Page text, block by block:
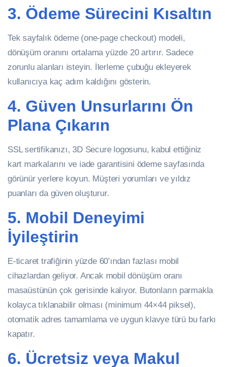
3. Ödeme Sürecini Kısaltın
Tek sayfalık ödeme (one-page checkout) modeli,
dönüşüm oranını ortalama yüzde 20 artırır. Sadece
zorunlu alanları isteyin. İlerleme çubuğu ekleyerek
kullanıcıya kaç adım kaldığını gösterin.
4. Güven Unsurlarını Ön
Plana Çıkarın
SSL sertifikanızı, 3D Secure logosunu, kabul ettiğiniz
kart markalarını ve iade garantisini ödeme sayfasında
görünür yerlere koyun. Müşteri yorumları ve yıldız
puanları da güven oluşturur.
5. Mobil Deneyimi
İyileştirin
E-ticaret trafiğinin yüzde 60’ından fazlası mobil
cihazlardan geliyor. Ancak mobil dönüşüm oranı
masaüstünün çok gerisinde kalıyor. Butonların parmakla
kolayca tıklanabilir olması (minimum 44×44 piksel),
otomatik adres tamamlama ve uygun klavye türü bu farkı
kapatır.
6. Ücretsiz veya Makul